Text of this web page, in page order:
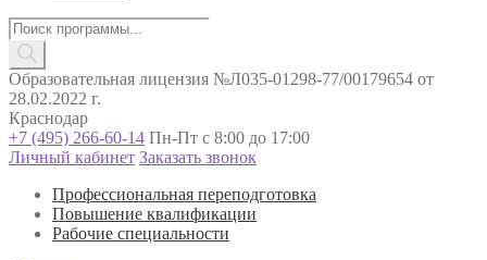
Поиск
товаров
Образовательная лицензия №Л035-01298-77/00179654 от
28.02.2022 г.
Краснодар
+7 (495) 266-60-14 Пн-Пт с 8:00 до 17:00
Личный кабинет Заказать звонок
Профессиональная переподготовка
Повышение квалификации
Рабочие специальности